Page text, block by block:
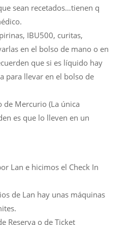
sean recetados…tienen q
IBU500, curitas,
en el bolso de mano o en
que si es líquido hay
para llevar en el bolso de
Mercurio (La única
es que lo lleven en un
Lan e hicimos el Check In
de Lan hay unas máquinas
Reserva o de Ticket